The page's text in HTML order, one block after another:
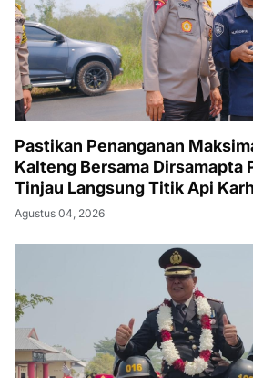
Pastikan Penanganan
Kalteng Bersama Dirsamapta
Tinjau Langsung Titik Api
Agustus 04, 2026